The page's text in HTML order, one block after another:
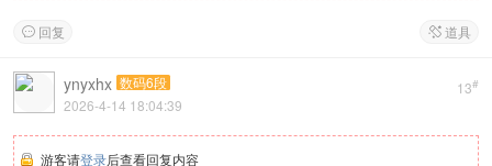
 回复  道具
13#
ynyxhx 数码6段
2026-4-14 18:04:39
游客请登录后查看回复内容